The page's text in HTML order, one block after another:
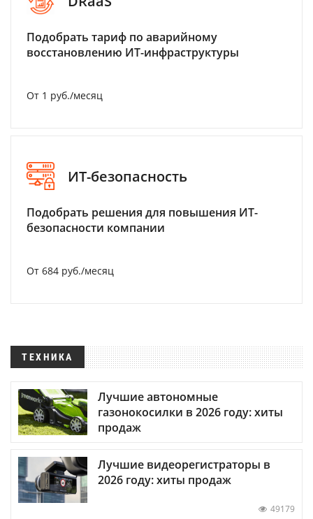
Подобрать тариф по аварийному
восстановлению ИТ-инфраструктуры
От 1 руб./месяц
ИТ-безопасность
Подобрать решения для повышения ИТ-
безопасности компании
От 684 руб./месяц
ТЕХНИКА
Лучшие автономные
газонокосилки в 2026 году: хиты
продаж
Лучшие видеорегистраторы в
2026 году: хиты продаж
49179